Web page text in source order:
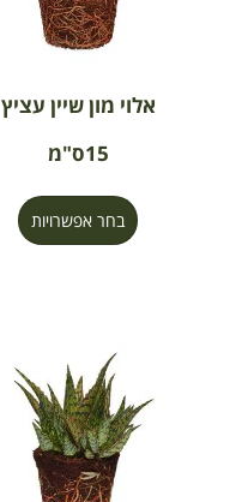
אלוי מון שיין עציץ
15ס"מ
בחר אפשרויות